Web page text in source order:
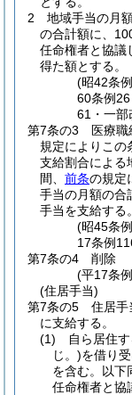
2
地域手当の月
の合計額に、
任命権者と協議
得た額とする。
(昭42条
60条例
61・一部
第7条の3
医療
規定によりこの
支給割合による
間、 前条の規定
手当の月額の合
手当を支給する。
(昭45条
17条例
第7条の4
削除
(平17条
(住居手当)
第7条の5
住居手
に支給する。
(1)
自ら居住
じ。)を借り
を含む。以下
任命権者と協